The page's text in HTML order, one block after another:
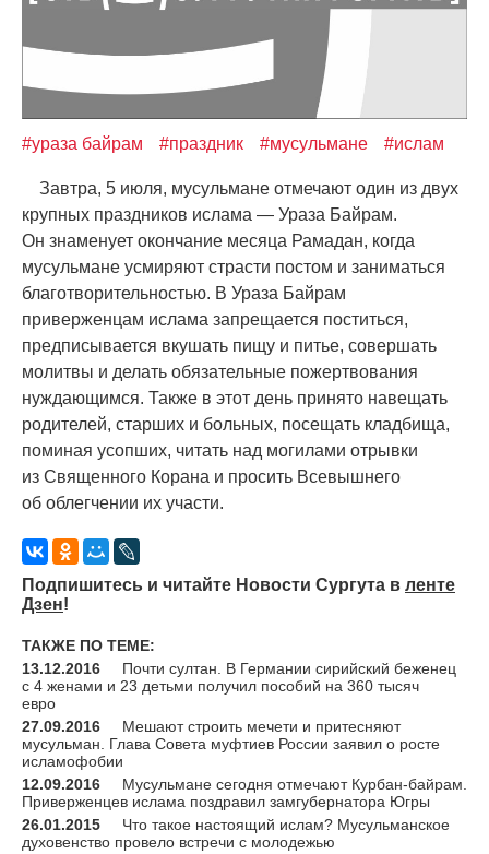
#ураза байрам #праздник #мусульмане #ислам
Завтра, 5 июля, мусульмане отмечают один из двух
крупных праздников ислама — Ураза Байрам.
Он знаменует окончание месяца Рамадан, когда
мусульмане усмиряют страсти постом и заниматься
благотворительностью. В Ураза Байрам
приверженцам ислама запрещается поститься,
предписывается вкушать пищу и питье, совершать
молитвы и делать обязательные пожертвования
нуждающимся. Также в этот день принято навещать
родителей, старших и больных, посещать кладбища,
поминая усопших, читать над могилами отрывки
из Священного Корана и просить Всевышнего
об облегчении их участи.
Подпишитесь и читайте Новости Сургута в ленте
Дзен!
ТАКЖЕ ПО ТЕМЕ:
13.12.2016
Почти султан. В Германии сирийский беженец
с 4 женами и 23 детьми получил пособий на 360 тысяч
евро
27.09.2016
Мешают строить мечети и притесняют
мусульман. Глава Совета муфтиев России заявил о росте
исламофобии
12.09.2016
Мусульмане сегодня отмечают Курбан-байрам.
Приверженцев ислама поздравил замгубернатора Югры
26.01.2015
Что такое настоящий ислам? Мусульманское
духовенство провело встречи с молодежью